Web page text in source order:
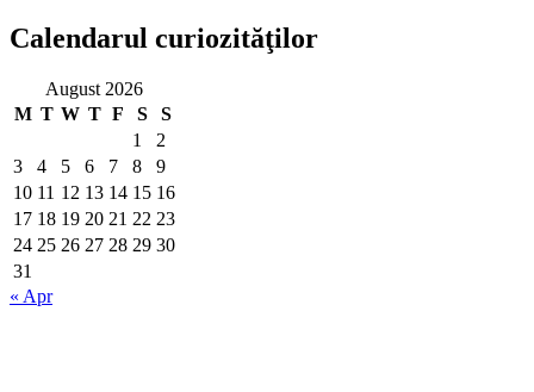
Calendarul curiozităţilor
August 2026
M T W T F S
S
1
2
3
4 5 6 7 8
9
10 11 12 13 14 15 16
17 18 19 20 21 22 23
24 25 26 27 28 29 30
31
« Apr